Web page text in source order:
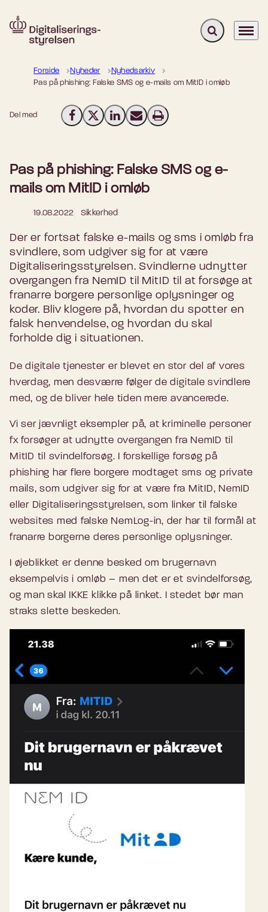
Gå til forsiden Fold søgefelt
Menu
Forside Nyheder
Nyhedsarkiv
Pas på phishing: Falske SMS og e-mails om MitID i omløb
Del med Del på Facebook
Del på X (Twitter)
Del på LinkedIn
Send email
Print
Pas på phishing: Falske SMS og e-
mails om MitID i omløb
19.08.2022 Sikkerhed
Der er fortsat falske e-mails og sms i omløb fra
svindlere, som udgiver sig for at være
Digitaliseringsstyrelsen. Svindlerne udnytter
overgangen fra NemID til MitID til at forsøge at
franarre borgere personlige oplysninger og
koder. Bliv klogere på, hvordan du spotter en
falsk henvendelse, og hvordan du skal
forholde dig i situationen.
De digitale tjenester er blevet en stor del af vores
hverdag, men desværre følger de digitale svindlere
med, og de bliver hele tiden mere avancerede.
Vi ser jævnligt eksempler på, at kriminelle personer
fx forsøger at udnytte overgangen fra NemID til
MitID til svindelforsøg. I forskellige forsøg på
phishing har flere borgere modtaget sms og private
mails, som udgiver sig for at være fra MitID, NemID
eller Digitaliseringsstyrelsen, som linker til falske
websites med falske NemLog-in, der har til formål at
franarre borgerne deres personlige oplysninger.
I øjeblikket er denne besked om brugernavn
eksempelvis i omløb – men det er et svindelforsøg,
og man skal IKKE klikke på linket. I stedet bør man
straks slette beskeden.